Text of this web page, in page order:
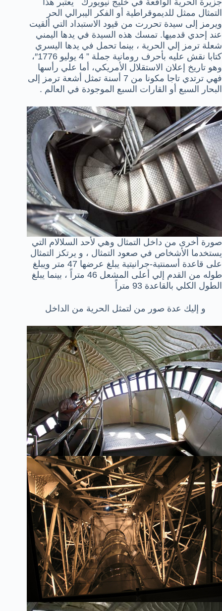
جزيرة الحرية الواقعة في خليج نيويورك يعتبر هذا
التمثال ممثل للديموقراطية أو الفكر اليبرالي الحر
ويرمز إلى سيدة تحررت من قيود الاستبداد التي ألقيت
عند إحدي قدميها. تمسك هذه السيدة في يدها اليمني
شعلة ترمز إلي الحرية ، بينما تحمل في يدها اليسري
كتابا نقش عليه بأحرف رومانية جملة ” 4 يوليو 1776″،
وهو تاريخ إعلان الاستقلال الأمريكي، أما علي رأسها
فهي ترتدي تاجا مكونا من 7 أسنة تمثل أشعة ترمز إلى
البحار السبع أو القارات السبع الموجودة في العالم .
صورة أخرى من داخل التمثال وهي لأحد السلالام التي
يستخدما الأشخاص في صعود التمثال ، و يرتكز التمثال
على قاعدة أسمنتية-جرانيتية يبلغ عرضها 47 متر ويبلغ
طوله من القدم إلي أعلى المشعل 46 متراً ، بينما يبلغ
الطول الكلي بالقاعدة 93 متراً
و إليك عدة صور من لتمثل الحرية من الداخل